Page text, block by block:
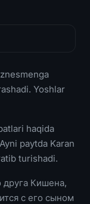
Yoshlar
haqida
paytda Karan
turishadi.
друга Кишена,
с его сыном